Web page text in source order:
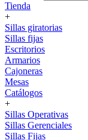
Tienda
+
Sillas giratorias
Sillas fijas
Escritorios
Armarios
Cajoneras
Mesas
Catálogos
+
Sillas Operativas
Sillas Gerenciales
Sillas Fijas